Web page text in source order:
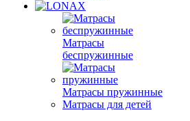
Матрасы
беспружинные
Матрасы пружинные
Матрасы для детей